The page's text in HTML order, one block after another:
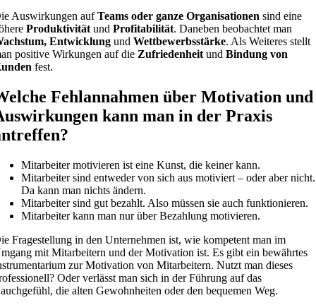
Auswirkungen aufTeams oder ganze Organisationen sind eine
Produktivität undProfitabilität. Daneben beobachtet man
Entwicklung undWettbewerbsstärke. Als Weiteres stellt
positive Wirkungen auf die Zufriedenheit undBindung von
fest.
Fehlannahmen über Motivation und
kann man in der Praxis
Mitarbeiter motivieren ist eine Kunst, die keiner kann.
Mitarbeiter sind entweder von sich aus motiviert – oder aber nicht.
Da kann man nichts ändern.
Mitarbeiter sind gut bezahlt. Also müssen sie auch funktionieren.
Mitarbeiter kann man nur über Bezahlung motivieren.
Fragestellung in den Unternehmen ist, wie kompetent man im
mit Mitarbeitern und der Motivation ist. Es gibt ein bewährtes
zur Motivation von Mitarbeitern. Nutzt man dieses
Oder verlässt man sich in der Führung auf das
die alten Gewohnheiten oder den bequemen Weg.